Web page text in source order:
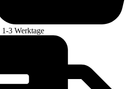
1-3 Werktage